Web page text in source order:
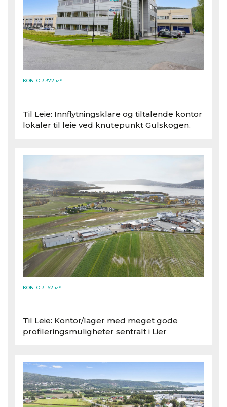
KONTOR 372 M²
Til Leie: Innflytningsklare og tiltalende kontor
lokaler til leie ved knutepunkt Gulskogen.
KONTOR 162 M²
Til Leie: Kontor/​lager med meget gode
profileringsmuligheter sentralt i Lier